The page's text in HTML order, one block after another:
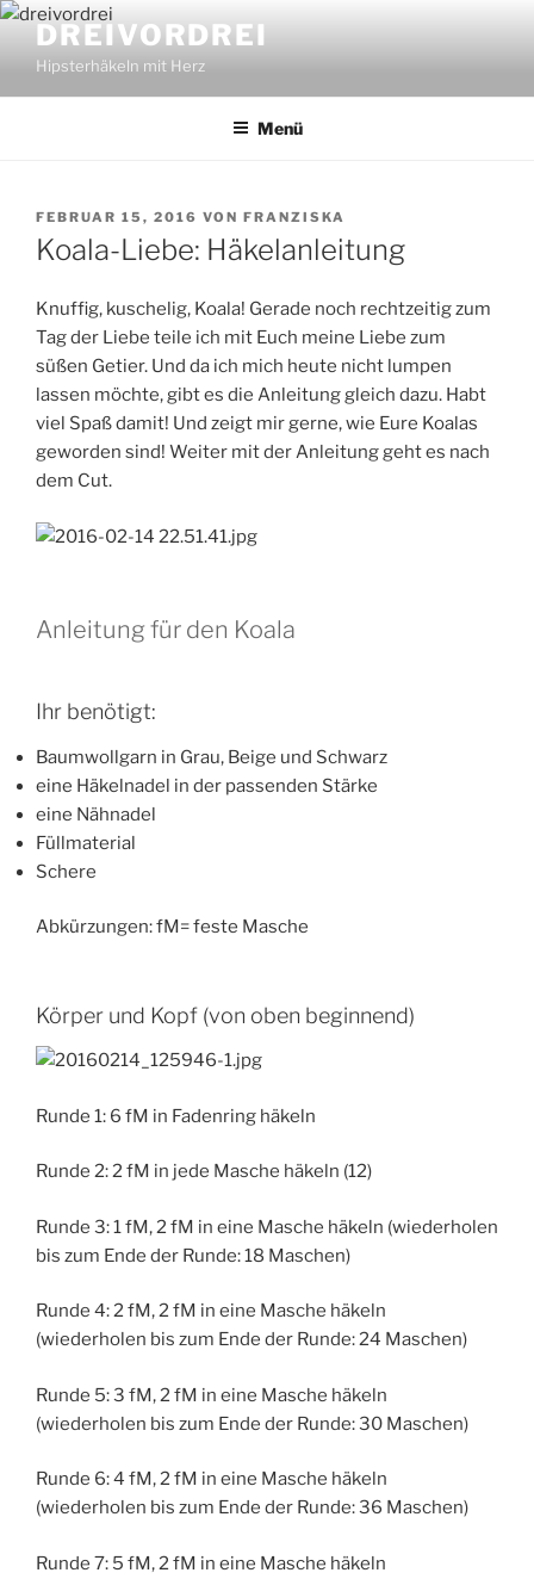
Zum
Inhalt
springen
DREIVORDREI
Hipsterhäkeln mit Herz
Menü
VERÖFFENTLICHT
AM
FEBRUAR 15, 2016 VON FRANZISKA
Koala-Liebe: Häkelanleitung
Knuffig, kuschelig, Koala! Gerade noch rechtzeitig zum
Tag der Liebe teile ich mit Euch meine Liebe zum
süßen Getier. Und da ich mich heute nicht lumpen
lassen möchte, gibt es die Anleitung gleich dazu. Habt
viel Spaß damit! Und zeigt mir gerne, wie Eure Koalas
geworden sind! Weiter mit der Anleitung geht es nach
dem Cut.
Anleitung für den Koala
Ihr benötigt:
Baumwollgarn in Grau, Beige und Schwarz
eine Häkelnadel in der passenden Stärke
eine Nähnadel
Füllmaterial
Schere
Abkürzungen: fM= feste Masche
Körper und Kopf (von oben beginnend)
Runde 1: 6 fM in Fadenring häkeln
Runde 2: 2 fM in jede Masche häkeln (12)
Runde 3: 1 fM, 2 fM in eine Masche häkeln (wiederholen
bis zum Ende der Runde: 18 Maschen)
Runde 4: 2 fM, 2 fM in eine Masche häkeln
(wiederholen bis zum Ende der Runde: 24 Maschen)
Runde 5: 3 fM, 2 fM in eine Masche häkeln
(wiederholen bis zum Ende der Runde: 30 Maschen)
Runde 6: 4 fM, 2 fM in eine Masche häkeln
(wiederholen bis zum Ende der Runde: 36 Maschen)
Runde 7: 5 fM, 2 fM in eine Masche häkeln